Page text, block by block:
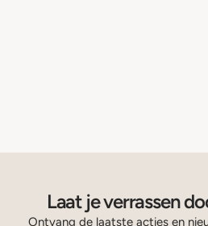
Laat je verrassen
Ontvang de laatste acties en